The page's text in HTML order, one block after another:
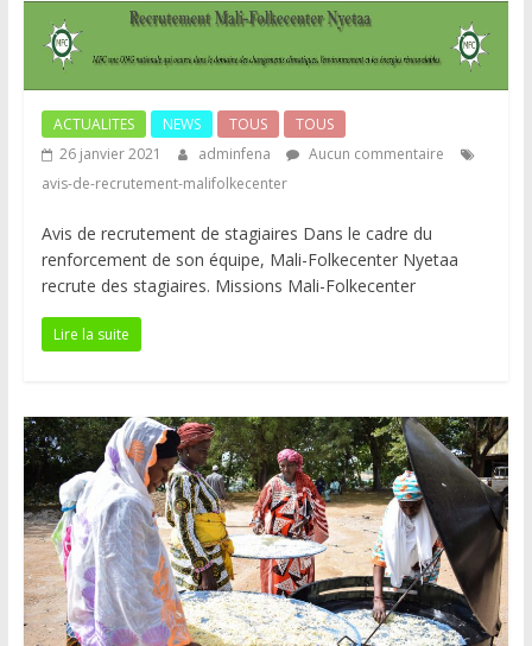
ACTUALITES NEWS TOUS
TOUS
26 janvier 2021
adminfena
Aucun commentaire
avis-de-recrutement-malifolkecenter
Avis de recrutement de stagiaires Dans le cadre du
renforcement de son équipe, Mali-Folkecenter Nyetaa
recrute des stagiaires. Missions Mali-Folkecenter
Lire la suite